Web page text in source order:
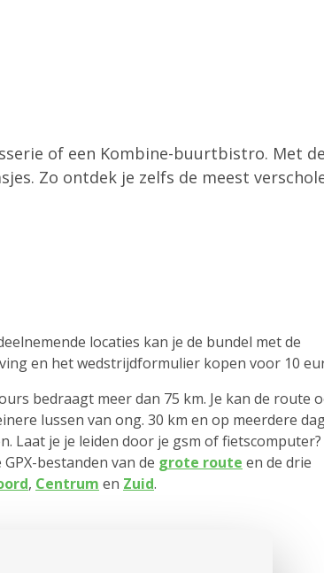
of een Kombine-buurtbistro. Met
Zo ontdek je zelfs de meest
locaties kan je de bundel met de
en het wedstrijdformulier kopen voor 10
bedraagt meer dan 75 km. Je kan de route
lussen van ong. 30 km en op meerdere
Laat je je leiden door je gsm of fietscomputer?
bestanden van de grote route en de drie
, Centrum en Zuid.